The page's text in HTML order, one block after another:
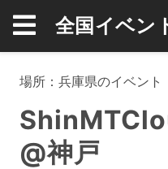
全国イベン
場所： 兵庫県のイベント
@神戸